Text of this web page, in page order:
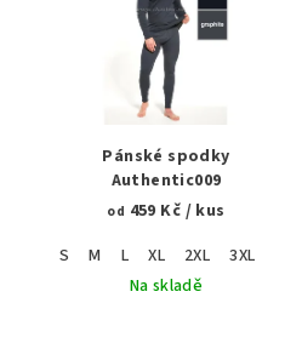
Pánské spodky
Authentic009
od 459 Kč / kus
S
M L XL 2XL
3XL
Na skladě